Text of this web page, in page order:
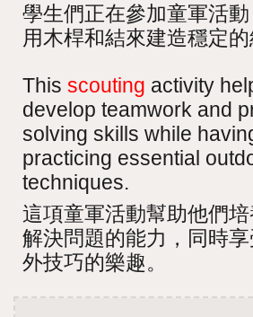
學生們正在參加童軍活
用木桿和結來建造穩定的
Thisscouting activity
develop teamwork and
solving skills while
practicing essential
techniques.
這項童軍活動幫助他們
解決問題的能力，同時
外技巧的樂趣。